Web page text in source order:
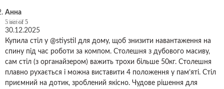
Анна
5out of 5
30.12.2025
Купила стіл у @stiystil для дому, щоб знизити навантаження на
спину під час роботи за компом. Столешня з дубового масиву,
сам стіл (з органайзером) важить трохи більше 50кг. Столешня
плавно рухається і можна виставити 4 положення у пам’яті. Стіл
приємний на дотик, зроблений якісно. Чудове рішення для